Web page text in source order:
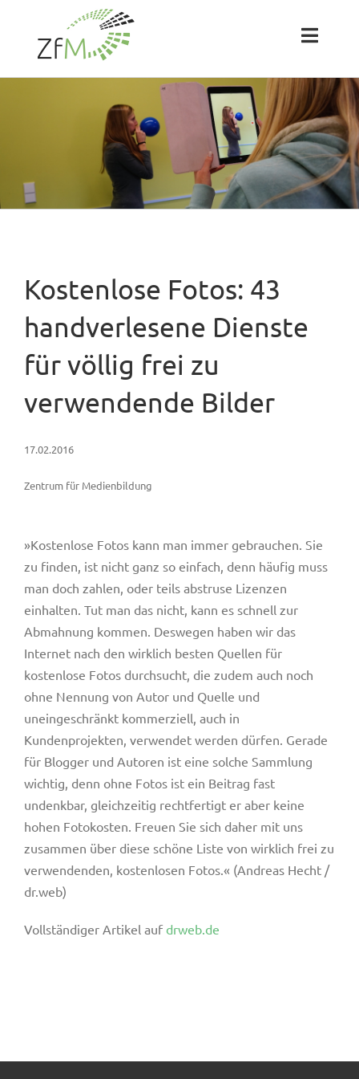
springen
Toggle
Das ZfM
Team
Projekte
Kostenlose Fotos: 43
handverlesene Dienste
für völlig frei zu
verwendende Bilder
17.02.2016
Zentrum für Medienbildung
»Kostenlose Fotos kann man immer gebrauchen. Sie
zu finden, ist nicht ganz so einfach, denn häufig muss
man doch zahlen, oder teils abstruse Lizenzen
einhalten. Tut man das nicht, kann es schnell zur
Abmahnung kommen. Deswegen haben wir das
Internet nach den wirklich besten Quellen für
kostenlose Fotos durchsucht, die zudem auch noch
ohne Nennung von Autor und Quelle und
uneingeschränkt kommerziell, auch in
Kundenprojekten, verwendet werden dürfen. Gerade
für Blogger und Autoren ist eine solche Sammlung
wichtig, denn ohne Fotos ist ein Beitrag fast
undenkbar, gleichzeitig rechtfertigt er aber keine
hohen Fotokosten. Freuen Sie sich daher mit uns
zusammen über diese schöne Liste von wirklich frei zu
verwendenden, kostenlosen Fotos.« (Andreas Hecht/
dr.web)
Vollständiger Artikel auf drweb.de